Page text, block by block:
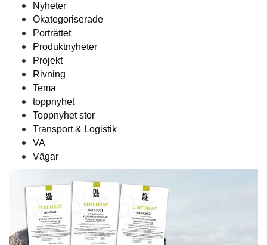
Nyheter
Okategoriserade
Porträttet
Produktnyheter
Projekt
Rivning
Tema
toppnyhet
Toppnyhet stor
Transport & Logistik
VA
Vägar